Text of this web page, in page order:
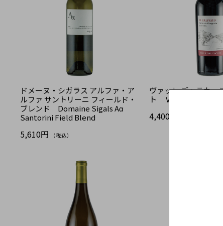
ドメーヌ・シガラス アルファ・ア
ルファ サントリーニ フィールド・
ブレンド Domaine Sigals Aα
Santorini Field Blend
5,610円 （税込）
ヴァッレ デッラカー
ト Valle Dell'Acate
4,400円